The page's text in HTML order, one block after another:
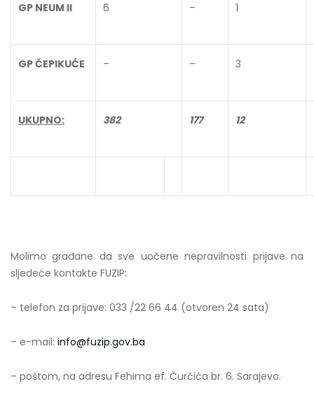
GP NEUM II 6 – 1
GP ČEPIKUĆE – – 3
UKUPNO: 382 177 12
Molimo građane da sve uočene nepravilnosti prijave na
sljedeće kontakte FUZIP:
– telefon za prijave: 033 /22 66 44 (otvoren 24 sata)
– e-mail: info@fuzip.gov.ba
– poštom, na adresu Fehima ef. Čurčića br. 6. Sarajevo.